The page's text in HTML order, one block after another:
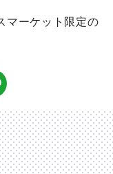
マーケット限定の